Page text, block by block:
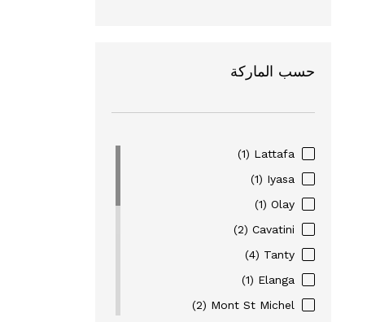
حسب الماركة
Lattafa
(1)
Iyasa
(1)
Olay
(1)
Cavatini
(2)
Tanty
(4)
Elanga
(1)
Mont St Michel
(2)